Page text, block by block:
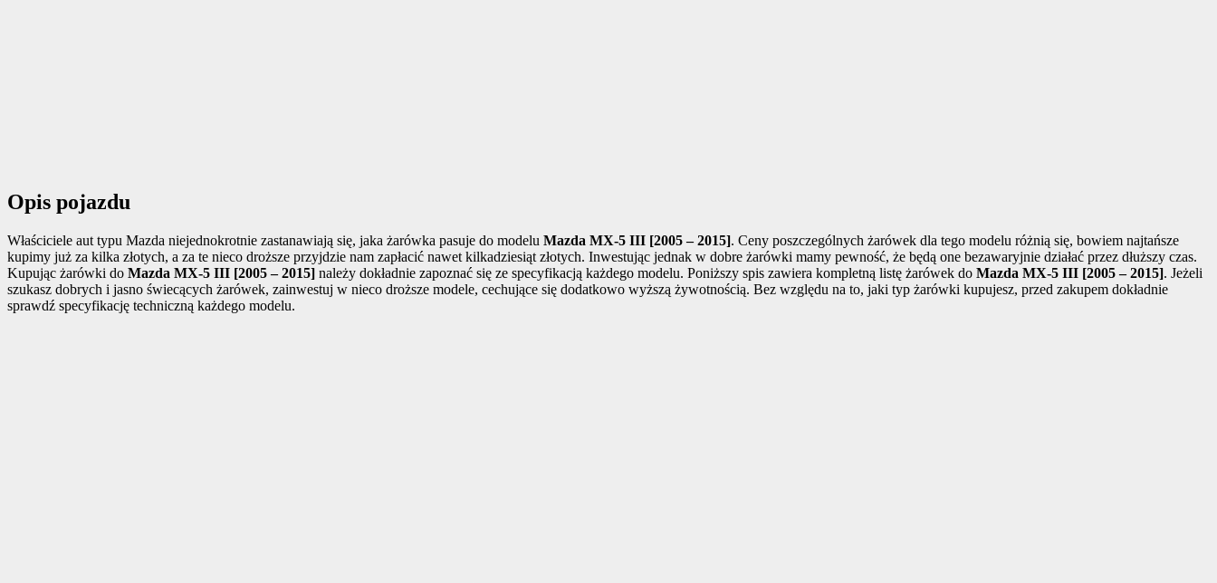
Opis pojazdu
Właściciele aut typu Mazda niejednokrotnie zastanawiają się, jaka żarówka pasuje do modelu Mazda MX-5 III [2005 – 2015]. Ceny poszczególnych żarówek dla tego modelu różnią się, bowiem najtańsze
kupimy już za kilka złotych, a za te nieco droższe przyjdzie nam zapłacić nawet kilkadziesiąt złotych. Inwestując jednak w dobre żarówki mamy pewność, że będą one bezawaryjnie działać przez dłuższy czas.
Kupując żarówki do Mazda MX-5 III [2005 – 2015] należy dokładnie zapoznać się ze specyfikacją każdego modelu. Poniższy spis zawiera kompletną listę żarówek do Mazda MX-5 III [2005 – 2015]. Jeżeli
szukasz dobrych i jasno świecących żarówek, zainwestuj w nieco droższe modele, cechujące się dodatkowo wyższą żywotnością. Bez względu na to, jaki typ żarówki kupujesz, przed zakupem dokładnie
sprawdź specyfikację techniczną każdego modelu.